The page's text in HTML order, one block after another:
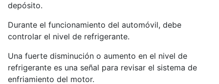
depósito.
Durante el funcionamiento del automóvil, debe
controlar el nivel de refrigerante.
Una fuerte disminución o aumento en el nivel de
refrigerante es una señal para revisar el sistema de
enfriamiento del motor.